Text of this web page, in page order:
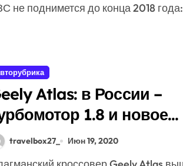
не поднимется до конца 2018
Atlas: в России –
1.8 и новое
на родине
глубокий рестайлинг
travelbox27_ Июн 19, 2020